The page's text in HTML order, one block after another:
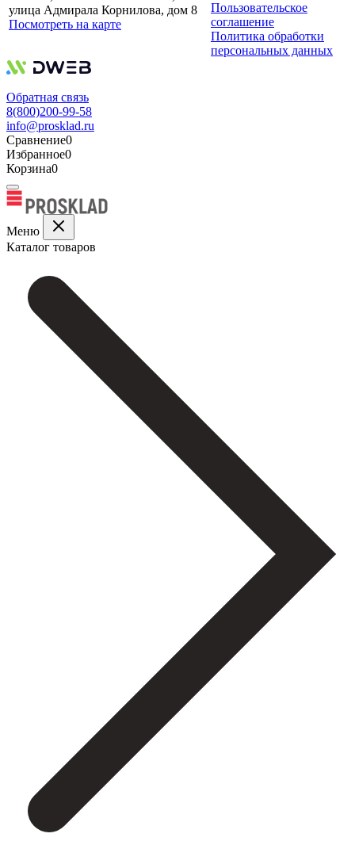
улица Адмирала Корнилова, дом 8
Посмотреть на карте
Пользовательское
соглашение
Политика обработки
персональных данных
Обратная связь
8(800)200-99-58
info@prosklad.ru
Сравнение0
Избранное0
Корзина0
Меню
Каталог товаров